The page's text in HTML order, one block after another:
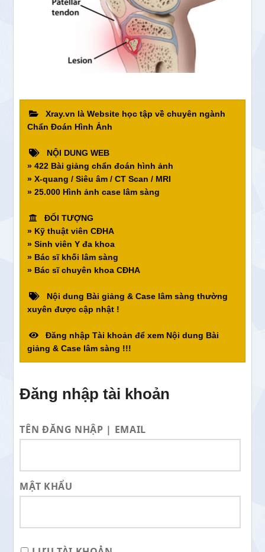
Xray.vn là Website học tập về chuyên ngành
Chẩn Đoán Hình Ảnh
NỘI DUNG WEB
» 422 Bài giảng chẩn đoán hình ảnh
» X-quang / Siêu âm / CT Scan / MRI
» 25.000 Hình ảnh case lâm sàng
ĐỐI TƯỢNG
» Kỹ thuật viên CĐHA
» Sinh viên Y đa khoa
» Bác sĩ khối lâm sàng
» Bác sĩ chuyên khoa CĐHA
Nội dung Bài giảng & Case lâm sàng thường
xuyên được cập nhật !
Đăng nhập Tài khoản để xem Nội dung Bài
giảng & Case lâm sàng !!!
Đăng nhập tài khoản
TÊN ĐĂNG NHẬP | EMAIL
MẬT KHẨU